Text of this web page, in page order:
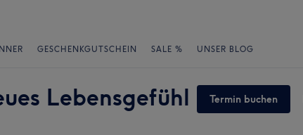
GESCHENKGUTSCHEIN SALE % UNSER BLOG
Lebensgefühl
Termin buchen